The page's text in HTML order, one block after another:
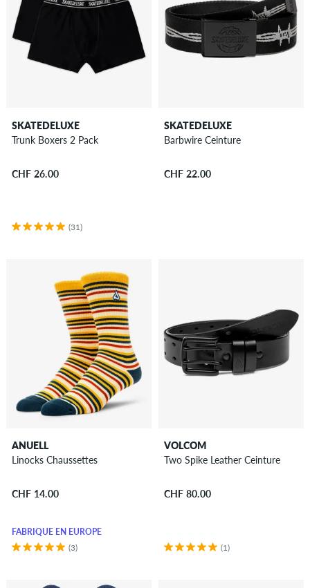
SKATEDELUXE
Trunk Boxers 2 Pack
CHF 26.00
(31)
SKATEDELUXE
Barbwire Ceinture
CHF 22.00
ANUELL
Linocks Chaussettes
CHF 14.00
FABRIQUÉ EN EUROPE
(3)
VOLCOM
Two Spike Leather Ceinture
CHF 80.00
(1)